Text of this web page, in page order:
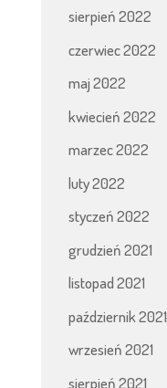
sierpień 2022
czerwiec 2022
maj 2022
kwiecień 2022
marzec 2022
luty 2022
styczeń 2022
grudzień 2021
listopad 2021
październik 2021
wrzesień 2021
sierpień 2021